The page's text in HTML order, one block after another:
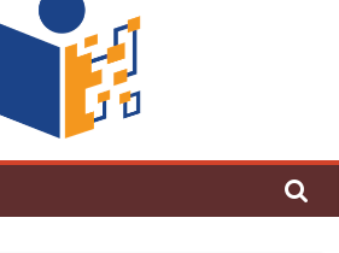
награда от конкурс на
развитие на човешките
ресурси (ЦРЧР)